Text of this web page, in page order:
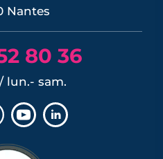
Nantes
80 36
lun.- sam.